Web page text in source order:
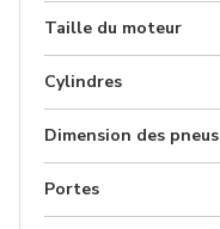
Taille du moteur
Cylindres
Dimension des pneus
Portes